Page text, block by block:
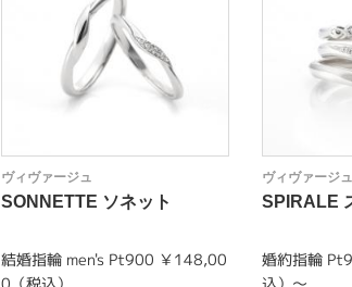
ヴィヴァージュ
SONNETTE ソネット
結婚指輪 men's Pt900 ￥148,00
ヴィヴァージュ
SPIRALE
婚約指輪